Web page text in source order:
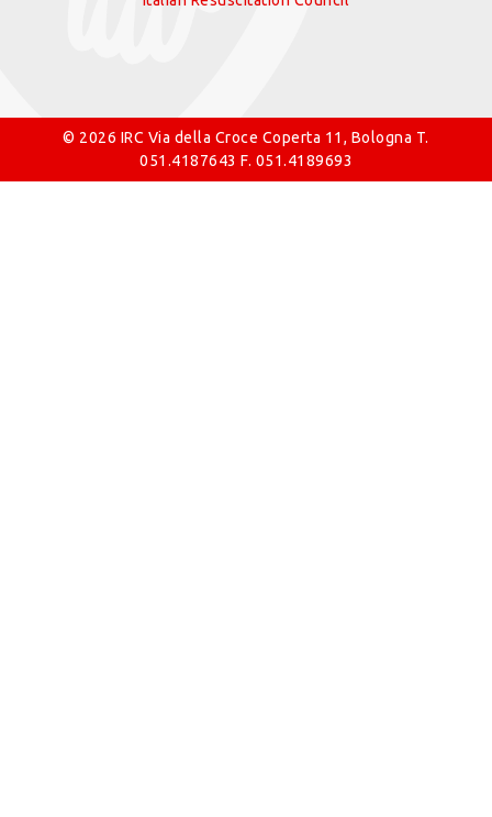
© 2026 IRC Via della Croce Coperta 11, Bologna T.
051.4187643 F. 051.4189693